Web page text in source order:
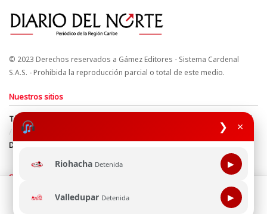
❯ ×
Riohacha Detenida ▶
Valledupar Detenida ▶
© 2023 Derechos reservados a Gámez Editores - Sistema Cardenal
S.A.S. - Prohibida la reproducción parcial o total de este medio.
Nuestros sitios
Términos y Condiciones
Derechos de Autor y Propiedad Intelectual
Política de uso de cookies
Política de Tratamiento de Datos
Directrices Editoriales
Síguenos
Esta página web usa cookie para mejorar tu experiencia de
navegación, al continuar aceptas nuestra política de uso de